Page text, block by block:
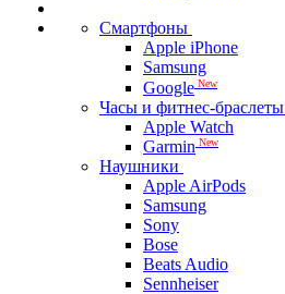
Смартфоны
Apple iPhone
Samsung
Google New
Часы и фитнес-браслеты
Apple Watch
Garmin New
Наушники
Apple AirPods
Samsung
Sony
Bose
Beats Audio
Sennheiser